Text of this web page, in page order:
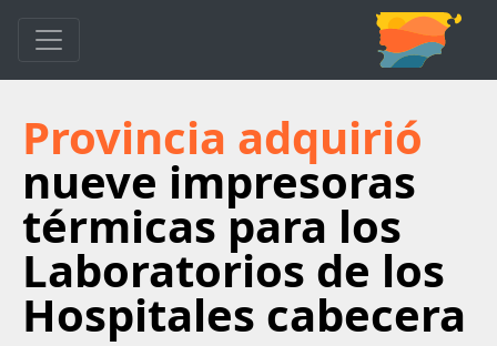
Provincia adquirió
nueve impresoras
térmicas para los
Laboratorios de los
Hospitales cabecera